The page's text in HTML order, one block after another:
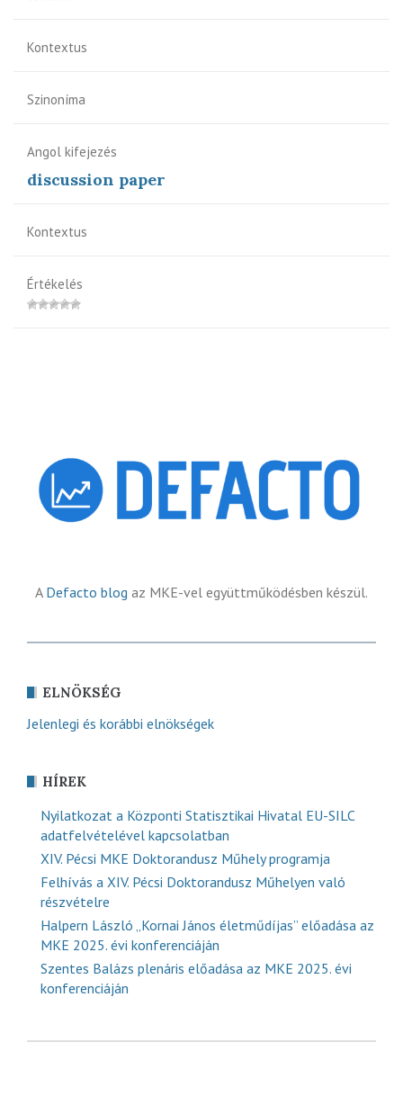
Kontextus
Szinoníma
Angol kifejezés
discussion paper
Kontextus
Értékelés
A Defacto blog az MKE-vel együttműködésben készül.
ELNÖKSÉG
Jelenlegi és korábbi elnökségek
HÍREK
Nyilatkozat a Központi Statisztikai Hivatal EU-SILC
adatfelvételével kapcsolatban
XIV. Pécsi MKE Doktorandusz Műhely programja
Felhívás a XIV. Pécsi Doktorandusz Műhelyen való
részvételre
Halpern László „Kornai János életműdíjas” előadása az
MKE 2025. évi konferenciáján
Szentes Balázs plenáris előadása az MKE 2025. évi
konferenciáján